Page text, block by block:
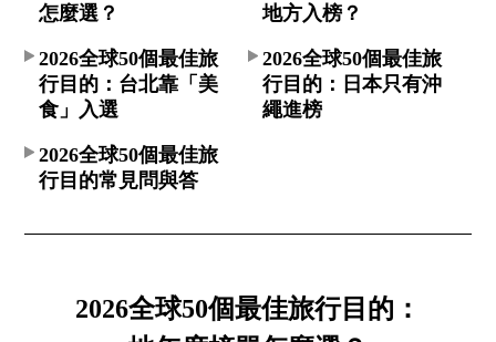
怎麼選？
地方入榜？
2026全球50個最佳旅
行目的：台北靠「美
食」入選
2026全球50個最佳旅
行目的：日本只有沖
繩進榜
2026全球50個最佳旅
行目的常見問與答
2026全球50個最佳旅行目的：